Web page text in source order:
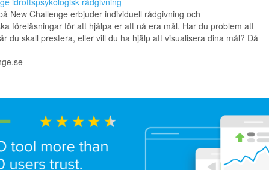
New Challenge erbjuder individuell rådgivning och
föreläsningar för att hjälpa er att nå era mål. Har du problem att
du skall prestera, eller vill du ha hjälp att visualisera dina mål? Då